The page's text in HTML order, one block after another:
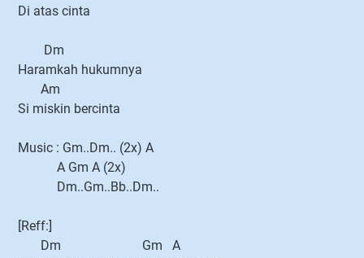
Di atas cinta
Dm
Haramkah hukumnya
Am
Si miskin bercinta
Music : Gm..Dm.. (2x) A
A Gm A (2x)
Dm..Gm..Bb..Dm..
[Reff:]
Dm Gm A